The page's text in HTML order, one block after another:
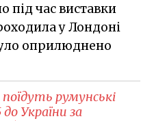
під час виставки
у Лондоні
оприлюднено
румунські
України за